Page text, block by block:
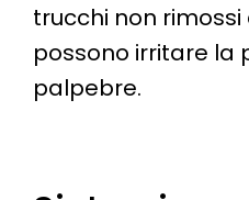
trucchi non
possono irritare la
palpebre.